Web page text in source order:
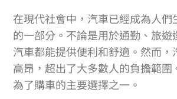
在現代社會中，汽車已經成為人們
的一部分。不論是用於通勤、旅遊
汽車都能提供便利和舒適。然而，
高昂，超出了大多數人的負擔範圍
為了購車的主要選擇之一。